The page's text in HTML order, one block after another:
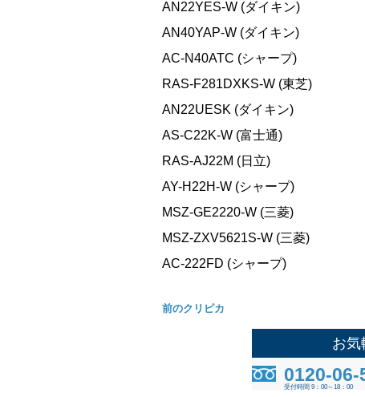
AN22YES-W (ダイキン)
AN40YAP-W (ダイキン)
AC-N40ATC (シャープ)
RAS-F281DXKS-W (東芝)
AN22UESK (ダイキン)
AS-C22K-W (富士通)
RAS-AJ22M (日立)
AY-H22H-W (シャープ)
MSZ-GE2220-W (三菱)
MSZ-ZXV5621S-W (三菱)
AC-222FD (シャープ)
前のクリピカ
お気
0120-06-
受付時間 9：00～18：00